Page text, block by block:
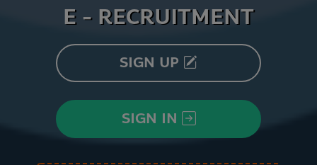
E - RECRUITMENT
SIGN UP
SIGN IN